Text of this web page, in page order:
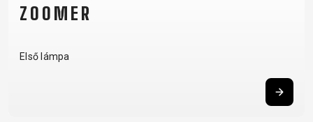
ZOOMER
Első lámpa